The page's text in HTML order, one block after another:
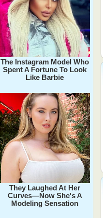
The Instagram Model Who
Spent A Fortune To Look
Like Barbie
They Laughed At Her
Curves—Now She's A
Modeling Sensation